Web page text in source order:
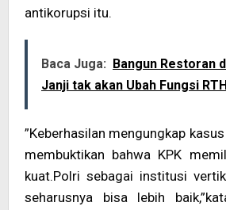
antikorupsi itu.
Baca Juga: Bangun Restoran
Janji tak akan Ubah Fungsi
”Keberhasilan mengungkap
membuktikan bahwa KPK
kuat.Polri sebagai institusi
seharusnya bisa lebih